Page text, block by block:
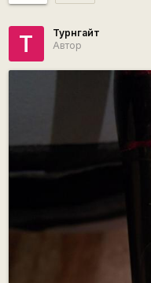
Т
Турнгайт
Автор